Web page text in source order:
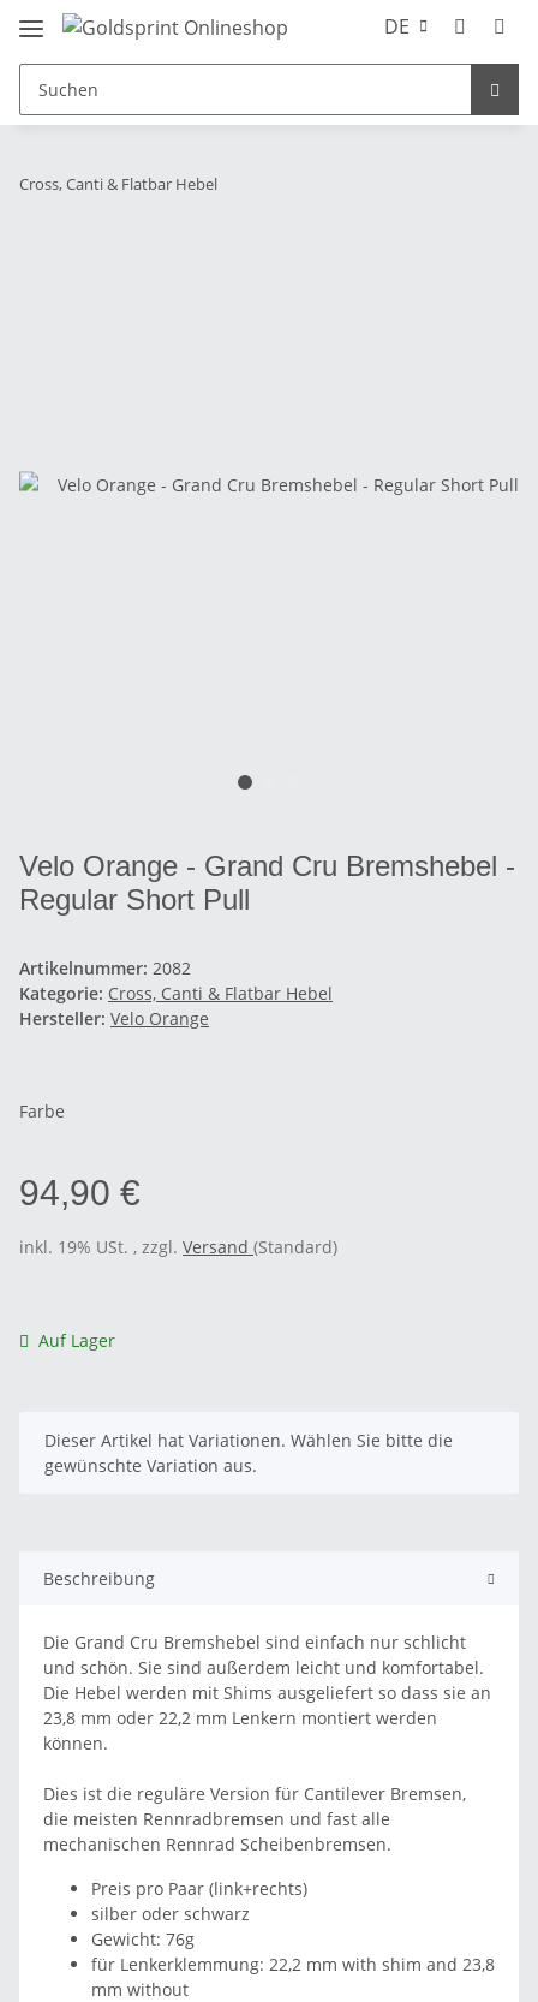
DE
Cross, Canti & Flatbar Hebel
Velo Orange - Grand Cru Bremshebel -
Regular Short Pull
Artikelnummer: 2082
Kategorie: Cross, Canti & Flatbar Hebel
Hersteller: Velo Orange
Farbe
94,90 €
inkl. 19% USt. , zzgl. Versand (Standard)
Auf Lager
x
Dieser Artikel hat Variationen. Wählen Sie bitte die
gewünschte Variation aus.
Beschreibung
Die Grand Cru Bremshebel sind einfach nur schlicht
und schön. Sie sind außerdem leicht und komfortabel.
Die Hebel werden mit Shims ausgeliefert so dass sie an
23,8 mm oder 22,2 mm Lenkern montiert werden
können.
Dies ist die reguläre Version für Cantilever Bremsen,
die meisten Rennradbremsen und fast alle
mechanischen Rennrad Scheibenbremsen.
Preis pro Paar (link+rechts)
silber oder schwarz
Gewicht: 76g
für Lenkerklemmung: 22,2 mm with shim and 23,8
mm without